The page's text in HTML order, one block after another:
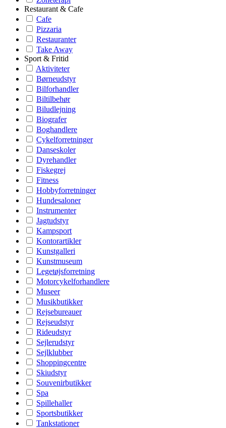
Restaurant & Cafe
Cafe
Pizzaria
Restauranter
Take Away
Sport & Fritid
Aktiviteter
Børneudstyr
Bilforhandler
Biltilbehør
Biludlejning
Biografer
Boghandlere
Cykelforretninger
Danseskoler
Dyrehandler
Fiskegrej
Fitness
Hobbyforretninger
Hundesaloner
Instrumenter
Jagtudstyr
Kampsport
Kontorartikler
Kunstgalleri
Kunstmuseum
Legetøjsforretning
Motorcykelforhandlere
Museer
Musikbutikker
Rejsebureauer
Rejseudstyr
Rideudstyr
Sejlerudstyr
Sejlklubber
Shoppingcentre
Skiudstyr
Souvenirbutikker
Spa
Spillehaller
Sportsbutikker
Tankstationer